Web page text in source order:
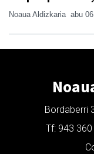
Noaua Aldizkaria abu
Bordaberri
Tf: 943